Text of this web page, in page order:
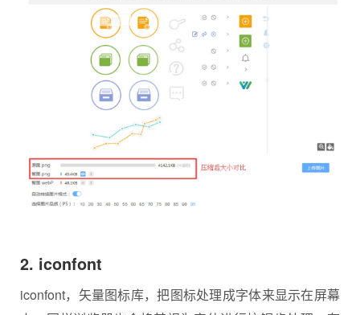
2. iconfont
iconfont，矢量图标库，把图标处理成字体来显示在屏幕